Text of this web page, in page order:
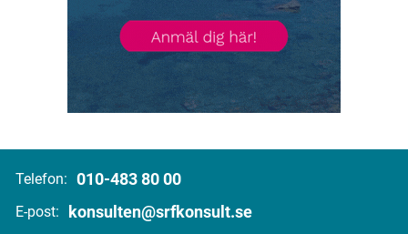
Telefon: 010-483 80 00
E-post: konsulten@srfkonsult.se